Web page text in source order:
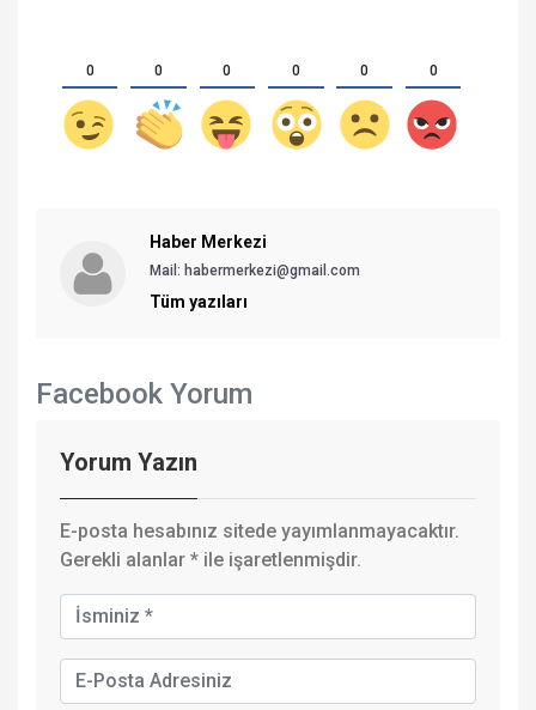
0 0 0 0 0 0
Haber Merkezi
Mail: habermerkezi@gmail.com
Tüm yazıları
Facebook Yorum
Yorum Yazın
E-posta hesabınız sitede yayımlanmayacaktır.
Gerekli alanlar * ile işaretlenmişdir.